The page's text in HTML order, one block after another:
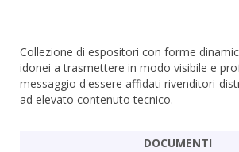
Collezione di espositori con forme
idonei a trasmettere in modo visibile e
messaggio d'essere affidati rivenditori-
ad elevato contenuto tecnico.
DOCUMENTI